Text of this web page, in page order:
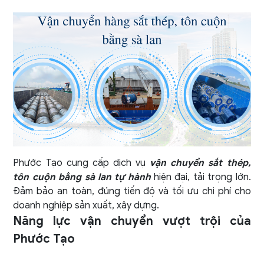
Phước Tạo cung cấp dịch vụ vận chuyển sắt thép,
tôn cuộn bằng sà lan tự hànhhiện đại, tải trọng lớn.
Đảm bảo an toàn, đúng tiến độ và tối ưu chi phí cho
doanh nghiệp sản xuất, xây dựng.
Năng lực vận chuyển vượt trội của
Phước Tạo